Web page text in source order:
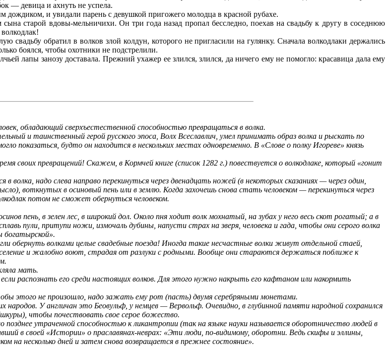
— девица и ахнуть не успела.
дождиком, и увидали парень с девушкой пригожего молодца в красной рубахе.
старой вдовы-мельничихи. Он три года назад пропал бесследно, поехав на свадьбу к другу в соседнюю
обратил в волков злой колдун, которого не пригласили на гулянку. Сначала волкодлаки держались
боялся, чтобы охотники не подстрелили.
лапы занозу доставала. Прежний ухажер ее злился, злился, да ничего ему не помогло: красавица дала ему
обладающий сверхъестественной способностью превращаться в волка.
и таинственный герой русского эпоса, Волх Всеславлич, умел принимать образ волка и рыскать по
показаться, будто он находится в нескольких местах одновременно. В «Слове о полку Игореве» князь
превращений! Скажем, в Кормчей книге (список 1282 г.) повествуется о волкодлаке, который «гонит
надо слева направо перекинуться через двенадцать ножей (в некоторых сказаниях — через один,
воткнутых в осиновый пень или в землю. Когда захочешь снова стать человеком — перекинуться через
потом не сможет обернуться человеком.
пень, в зелен лес, в широкий дол. Около пня ходит волк мохнатый, на зубах у него весь скот рогатый; а в
пули, притупи ножи, измочаль дубины, напусти страх на зверя, человека и гада, чтобы они серого волка
богатырской».
волками целые свадебные поезда! Иногда такие несчастные волки живут отдельной стаей,
и жалобно воют, страдая от разлуки с родными. Вообще они стараются держаться поближе к
мать.
его среди настоящих волков. Для этого нужно накрыть его кафтаном или накормить
этого не произошло, надо зажать ему рот (пасть) двумя серебряными монетами.
У англичан это Беовульф, у немцев — Вервольф. Очевидно, в глубинной памяти народной сохранился
чтобы почествовать свое серое божество.
утраченной способностью к ликантропии (так на языке науки называется оборотничество людей в
в своей «Истории» о праславянах-неврах: «Эти люди, по-видимому, оборотни. Ведь скифы и эллины,
несколько дней и затем снова возвращается в прежнее состояние».